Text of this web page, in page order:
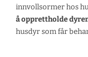
innvollsormer hos
å opprettholde
husdyr som får